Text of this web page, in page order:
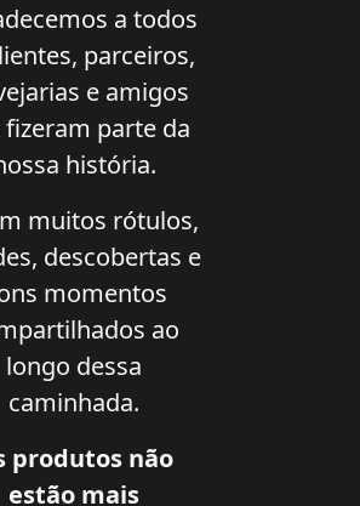
a todos
parceiros,
e amigos
fizeram parte da
história.
muitos rótulos,
descobertas e
momentos
ao
longo dessa
caminhada.
produtos não
estão mais